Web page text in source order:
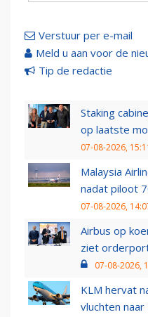
Verstuur per e-mail
Meld u aan voor de
Tip de redactie
Staking
op laatste
07-08-2026,
Malaysia
nadat piloot
07-08-2026,
Airbus op
ziet
07-08-2026,
KLM hervat
vluchten naar